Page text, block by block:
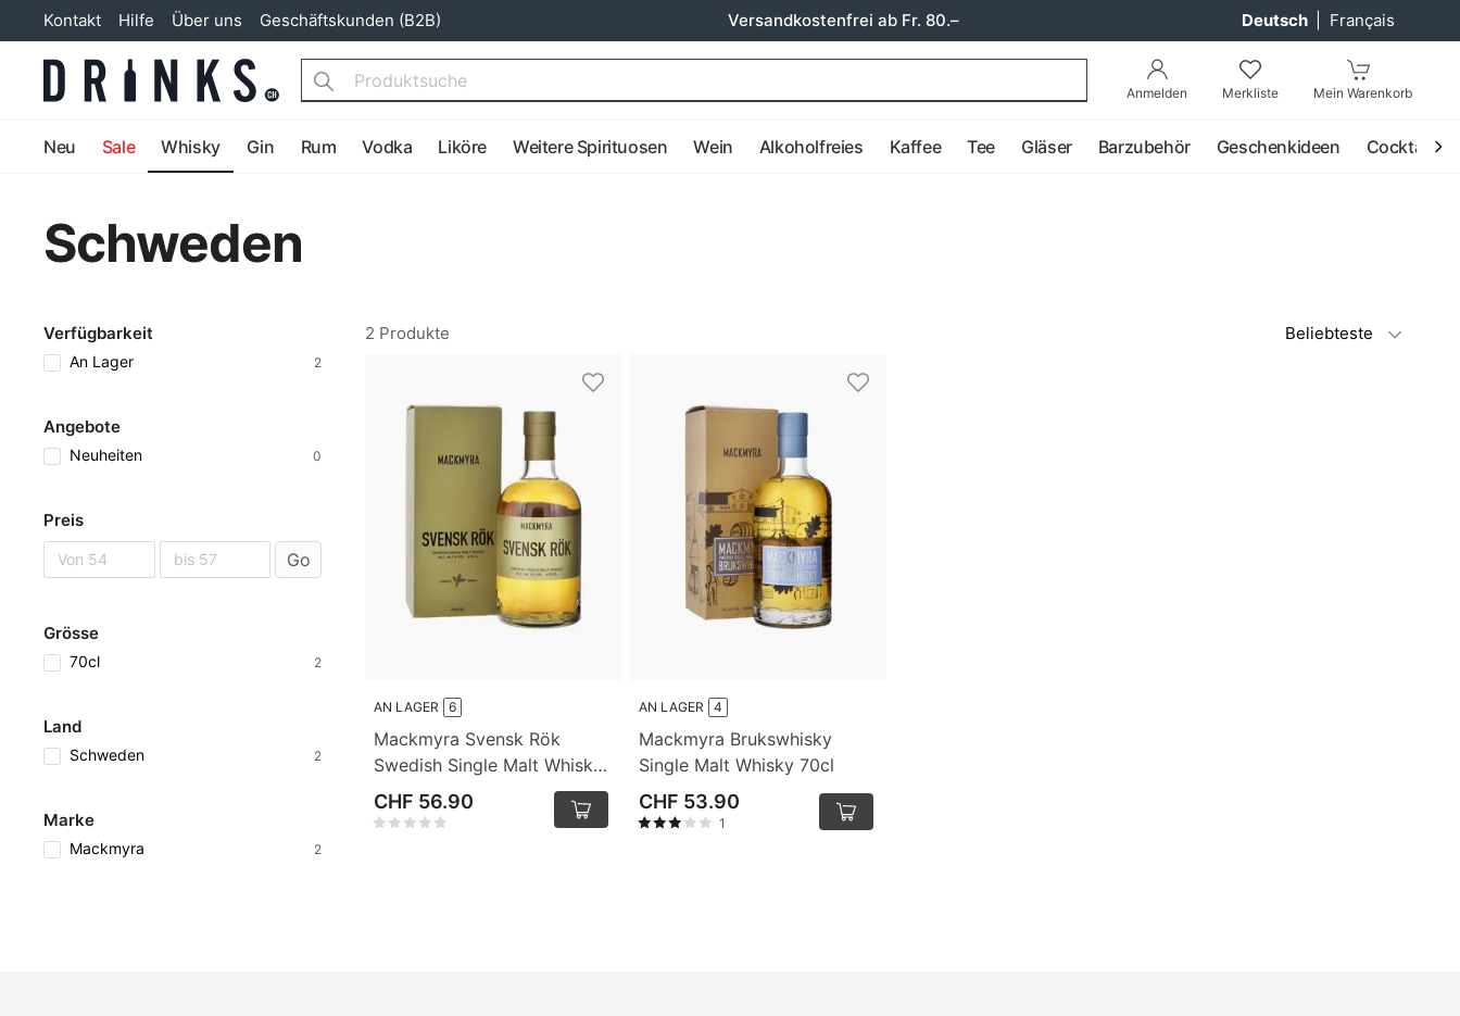
Kontakt Hilfe Über uns Geschäftskunden (B2B) Versandkostenfrei ab Fr. 80.– Deutsch Français
Anmelden Merkliste Mein Warenkorb
Search
Neu Sale Whisky Gin Rum Vodka Liköre Weitere Spirituosen Wein Alkoholfreies Kaffee Tee Gläser Barzubehör Geschenkideen Cocktail
Schweden
Verfügbarkeit
An Lager 2
Angebote
Neuheiten 0
Preis
Go
Grösse
70cl 2
Land
Schweden 2
Marke
Mackmyra 2
2 Produkte Beliebteste
AN LAGER 6
Mackmyra Svensk Rök
Swedish Single Malt Whisky
70cl
CHF 56.90
AN LAGER 4
Mackmyra Brukswhisky
Single Malt Whisky 70cl
CHF 53.90
1